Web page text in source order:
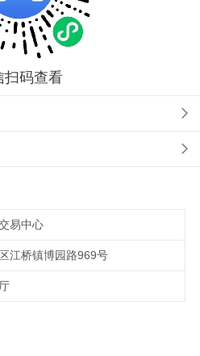
扫码查看


易中心
江桥镇博园路969号